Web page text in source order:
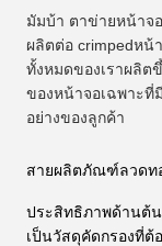
มัมบ้า ตาข่ายหน้าจอ
ผลิตต่อ crimpedหน้
ทั้งหมดของเราผลิ
ของหน้าจอเฉพาะที่
อย่างของลูกค้า
สายผลิตภัณฑ์ลวดท
ประสิทธิภาพด้านต้
เป็นวัสดุคัดกรองที่